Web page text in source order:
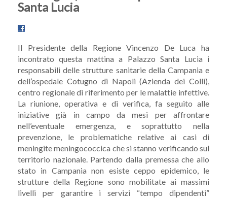
Santa Lucia
Il Presidente della Regione Vincenzo De Luca ha
incontrato questa mattina a Palazzo Santa Lucia i
responsabili delle strutture sanitarie della Campania e
dell’ospedale Cotugno di Napoli (Azienda dei Colli),
centro regionale di riferimento per le malattie infettive.
La riunione, operativa e di verifica, fa seguito alle
iniziative già in campo da mesi per affrontare
nell’eventuale emergenza, e soprattutto nella
prevenzione, le problematiche relative ai casi di
meningite meningococcica che si stanno verificando sul
territorio nazionale. Partendo dalla premessa che allo
stato in Campania non esiste ceppo epidemico, le
strutture della Regione sono mobilitate ai massimi
livelli per garantire i servizi “tempo dipendenti”